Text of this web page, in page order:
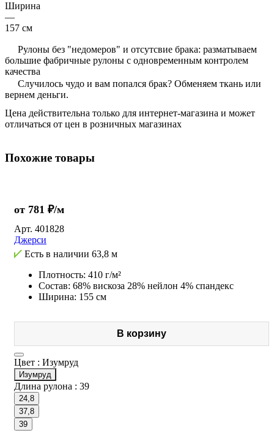
Ширина
—
157 см
Рулоны без "недомеров" и отсутсвие брака: разматываем
большие фабричные рулоны с одновременным контролем
качества
Случилось чудо и вам попался брак? Обменяем ткань или
вернем деньги.
Цена действительна только для интернет-магазина и может
отличаться от цен в розничных магазинах
Похожие товары
от 781 ₽/м
Арт. 401828
Джерси
Есть в наличии 63,8 м
Плотность: 410 г/м²
Состав: 68% вискоза 28% нейлон 4% спандекс
Ширина: 155 см
В корзину
Цвет : Изумруд
Изумруд
Длина рулона : 39
24,8
37,8
39